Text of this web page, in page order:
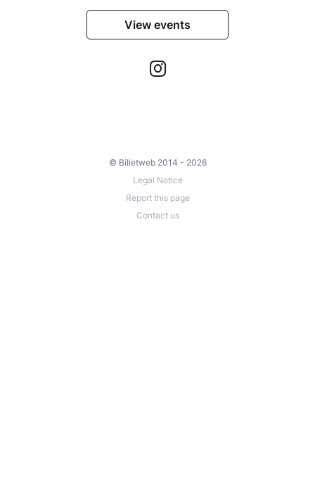
View events
© Billetweb 2014 - 2026
Legal Notice
Report this page
Contact us